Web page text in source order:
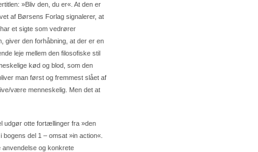
»Bliv den, du er«. At den er
af Børsens Forlag signalerer, at
et sigte som vedrører
giver den forhåbning, at der er en
leje mellem den filosofiske stil
kød og blod, som den
man først og fremmest slået af
være menneskelig. Men det at
udgør otte fortællinger fra »den
del 1 – omsat »in action«.
og konkrete